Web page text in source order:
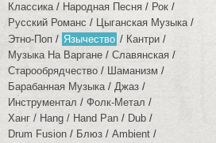
Классика
Народная Песня
Рок
Русский Романс
Цыганская Музыка
Этно-Поп
Язычество
Кантри
Музыка На Варгане
Славянская
Старообрядчество
Шаманизм
Барабанная Музыка
Джаз
Инструментал
Фолк-Метал
Ханг / Hang / Hand Pan
Dub
Drum Fusion
Блюз
Ambient